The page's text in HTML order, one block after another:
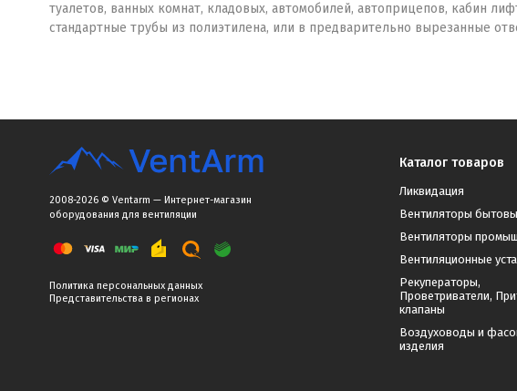
туалетов, ванных комнат, кладовых, автомобилей, автоприцепов, кабин
стандартные трубы из полиэтилена, или в предварительно вырезанные
2008-2026 © Ventarm — Интернет-магазин
оборудования для вентиляции
Политика персональных данных
Представительства в регионах
Каталог товаров
Ликвидация
Вентиляторы
Вентиляторы
Вентиляционные
Рекуператоры,
Проветриватели,
клапаны
Воздуховоды и
изделия